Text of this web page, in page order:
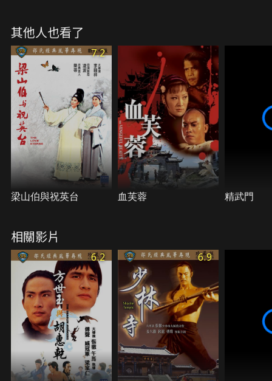
霸除掉，令地方歸於平靜。
其他人也看了
7.2
梁山伯與祝英台 血芙蓉 精武門
相關影片
6.2 6.9